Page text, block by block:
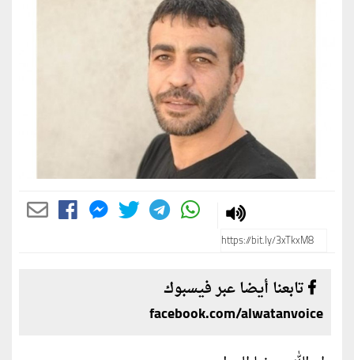
تابعنا أيضا عبر فيسبوك
facebook.com/alwatanvoice